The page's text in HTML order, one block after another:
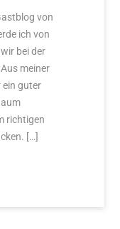
von
ich von
bei der
meiner
ein guter
richtigen
[…]